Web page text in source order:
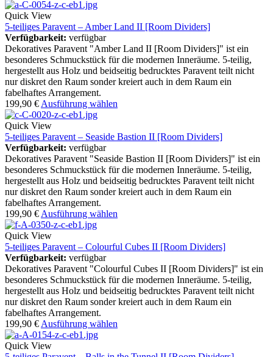
Quick View
5-teiliges Paravent – Amber Land II [Room Dividers]
Verfügbarkeit: verfügbar
Dekoratives Paravent "Amber Land II [Room Dividers]" ist ein
besonderes Schmuckstück für die modernen Inneräume. 5-teilig,
hergestellt aus Holz und beidseitig bedrucktes Paravent teilt nicht
nur diskret den Raum sonder kreiert auch in dem Raum ein
fabelhaftes Arrangement.
199,90 € Ausführung wählen
Quick View
5-teiliges Paravent – Seaside Bastion II [Room Dividers]
Verfügbarkeit: verfügbar
Dekoratives Paravent "Seaside Bastion II [Room Dividers]" ist ein
besonderes Schmuckstück für die modernen Inneräume. 5-teilig,
hergestellt aus Holz und beidseitig bedrucktes Paravent teilt nicht
nur diskret den Raum sonder kreiert auch in dem Raum ein
fabelhaftes Arrangement.
199,90 € Ausführung wählen
Quick View
5-teiliges Paravent – Colourful Cubes II [Room Dividers]
Verfügbarkeit: verfügbar
Dekoratives Paravent "Colourful Cubes II [Room Dividers]" ist ein
besonderes Schmuckstück für die modernen Inneräume. 5-teilig,
hergestellt aus Holz und beidseitig bedrucktes Paravent teilt nicht
nur diskret den Raum sonder kreiert auch in dem Raum ein
fabelhaftes Arrangement.
199,90 € Ausführung wählen
Quick View